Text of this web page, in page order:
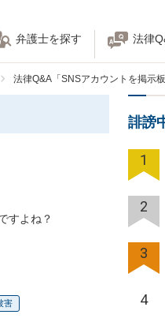
弁護士を探す 法律
法律Q&A「SNSアカウントを掲示板
すよね？
害
誹謗
1
2
3
4